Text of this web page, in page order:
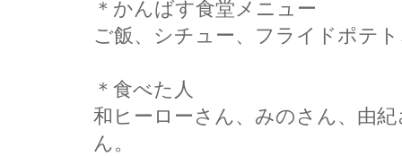
＊かんばす食堂メニュー
ご飯、シチュー、フライドポテ
＊食べた人
和ヒーローさん、みのさん、由
ん。